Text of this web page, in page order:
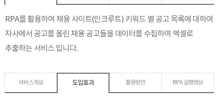
RPA를 활용하여 채용 사이트(인크루트) 키워드 별 공고 목록에 대하여
자사에서 공고를 올린 채용 공고들을 데이터를 수집하여 엑셀로
추출하는 서비스 입니다.
서비스개요 도입효과 활용방안 RPA 실행영상